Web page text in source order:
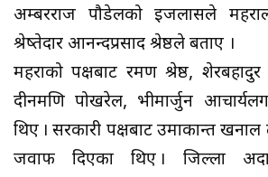
अम्बरराज पौडेलको इजलासले
श्रेष्तेदार आनन्दप्रसाद श्रेष्ठले बताए ।
महराको पक्षबाट रमण श्रेष्ठ,
दीनमणि पोखरेल, भीमार्जुन
थिए । सरकारी पक्षबाट उमाकान्त
जवाफ दिएका थिए । जिल्ला